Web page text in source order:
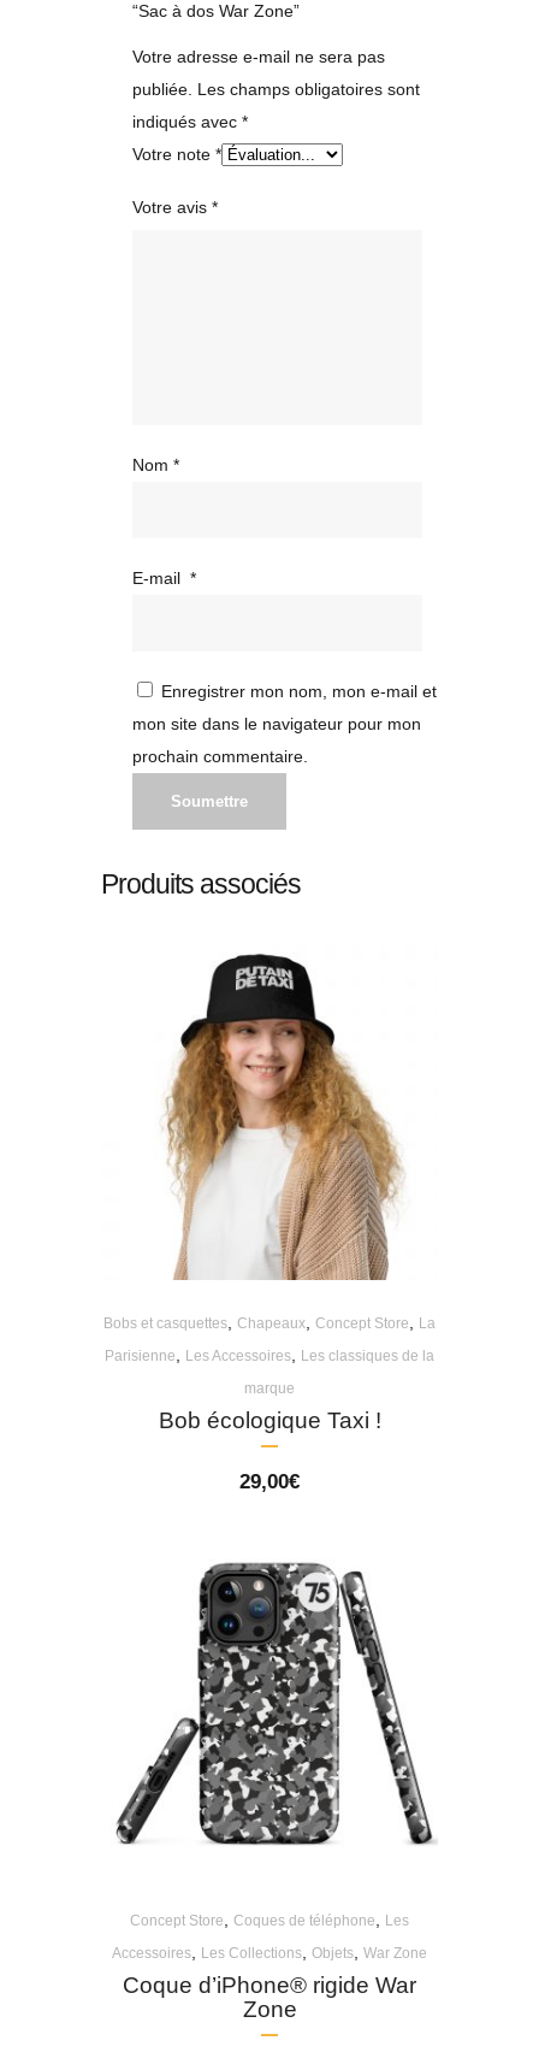
“Sac à dos War Zone”
Votre adresse e-mail ne sera pas
publiée. Les champs obligatoires sont
indiqués avec *
Votre note *
Votre avis *
Nom *
E-mail *
Enregistrer mon nom, mon e-mail et
mon site dans le navigateur pour mon
prochain commentaire.
Produits associés
Bobs et casquettes Chapeaux Concept Store
La
Parisienne
Les Accessoires
Les classiques de la
marque
Bob écologique Taxi !
29,00€
Concept Store Coques de téléphone
Les
Accessoires
Les Collections Objets War Zone
Coque d’iPhone® rigide War
Zone